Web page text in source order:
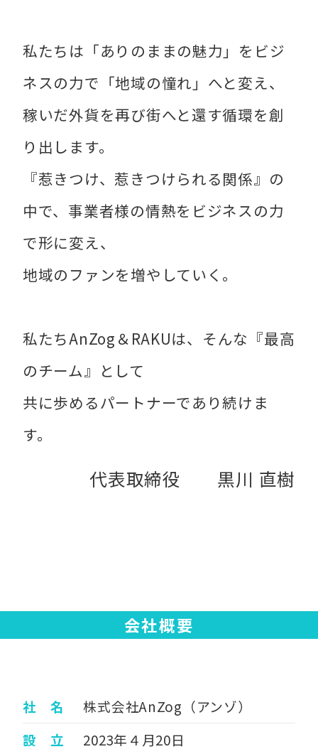
私たちは「ありのままの魅力」をビジ
ネスの力で「地域の憧れ」へと変え、
稼いだ外貨を再び街へと還す循環を創
り出します。
『惹きつけ、惹きつけられる関係』の
中で、事業者様の情熱をビジネスの力
で形に変え、
地域のファンを増やしていく。
私たちAnZog＆RAKUは、そんな『最高
のチーム』として
共に歩めるパートナーであり続けま
す。
代表取締役 黒川 直樹
会社概要
社 名
株式会社AnZog（アンゾ）
設 立
2023年４月20日